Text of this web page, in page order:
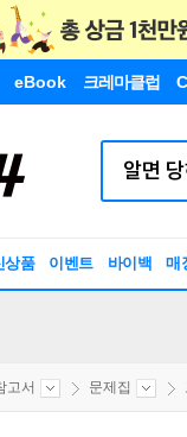
eBook 크레마클럽
상품 이벤트 바이백 매
고서 문제집